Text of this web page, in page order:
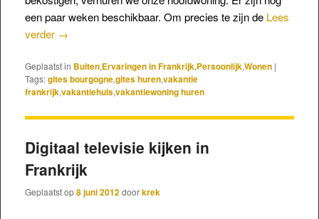
een paar weken beschikbaar. Om precies te zijn de Lees
verder →
Geplaatst in Buiten,Ervaringen in Frankrijk,Persoonlijk,Wonen |
Tags:gites bourgogne,gites huren,vakantie
frankrijk,vakantiehuis,vakantiewoning huren
Digitaal televisie kijken in
Frankrijk
Geplaatst op8 juni 2012doorkrek